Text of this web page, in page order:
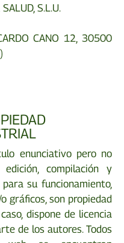
S.L.U.
CANO 12, 30500
enunciativo pero no
compilación y
su funcionamiento,
gráficos, son propiedad
dispone de licencia
de los autores. Todos